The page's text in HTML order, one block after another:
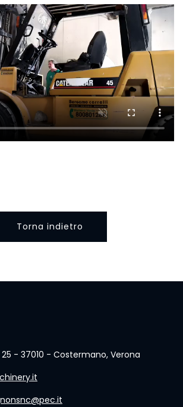
Torna indietro
- 37010 - Costermano, Verona